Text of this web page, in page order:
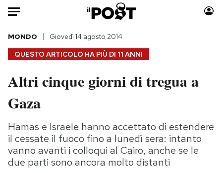
Auto
HOME
Italia
Politica
Tecnologia
Internet
Scienza
Cultura
Moda
Storie/Idee
Ok Boomer!
Media
Europa
QUESTO ARTICOLO HA PIÙ DI 11 ANNI
MONDO Giovedì 14 agosto 2014
Altri cinque giorni di tregua a
Gaza
Hamas e Israele hanno accettato di estendere
il cessate il fuoco fino a lunedì sera: intanto
vanno avanti i colloqui al Cairo, anche se le
due parti sono ancora molto distanti